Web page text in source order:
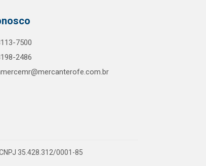
7500
2486
35.428.312/0001-85